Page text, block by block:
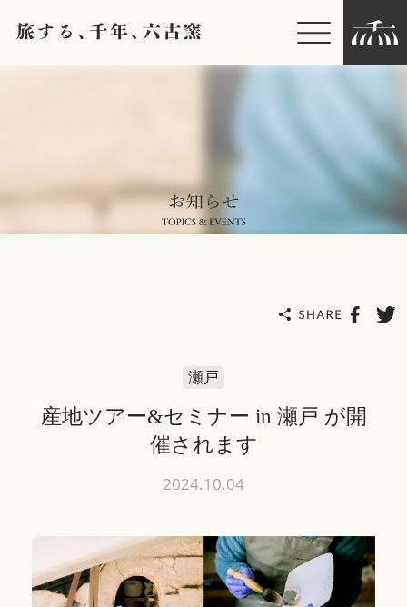
瀬戸
産地ツアー&セミナー in 瀬戸 が開
催されます
2024.10.04